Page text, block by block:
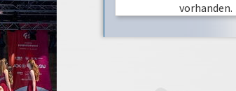
vorhanden.